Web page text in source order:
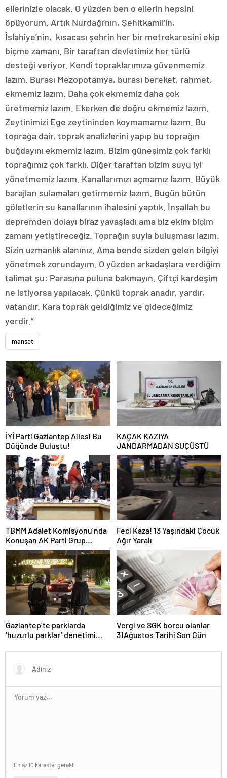
ellerinizle olacak. O yüzden ben o ellerin hepsini
öpüyorum. Artık Nurdağı’nın, Şehitkamil’in,
İslahiye’nin, kısacası şehrin her bir metrekaresini ekip
biçme zamanı. Bir taraftan devletimiz her türlü
desteği veriyor. Kendi topraklarımıza güvenmemiz
lazım. Burası Mezopotamya, burası bereket, rahmet,
ekmemiz lazım. Daha çok ekmemiz daha çok
üretmemiz lazım. Ekerken de doğru ekmemiz lazım.
Zeytinimizi Ege zeytininden koymamamız lazım. Bu
toprağa dair, toprak analizlerini yapıp bu toprağın
buğdayını ekmemiz lazım. Bizim güneşimiz çok farklı
toprağımız çok farklı. Diğer taraftan bizim suyu iyi
yönetmemiz lazım. Kanallarımızı açmamız lazım. Büyük
barajları sulamaları getirmemiz lazım. Bugün bütün
göletlerin su kanallarının ihalesini yaptık. İnşallah bu
depremden dolayı biraz yavaşladı ama biz ekim biçim
zamanı yetiştireceğiz. Toprağın suyla buluşması lazım.
Sizin uzmanlık alanınız. Ama bende sizden gelen bilgiyi
yönetmek zorundayım. O yüzden arkadaşlara verdiğim
talimat şu: Parasına puluna bakmayın. Çiftçi kardeşim
ne istiyorsa yapılacak. Çünkü toprak anadır, yardır,
vatandır. Kara toprak geldiğimiz ve gideceğimiz
yerdir.”
manset
İYİ Parti Gaziantep Ailesi Bu
Düğünde Buluştu!
KAÇAK KAZIYA
JANDARMADAN SUÇÜSTÜ
TBMM Adalet Komisyonu’nda
Konuşan AK Parti Grup
Başkanvekili Abdulhamit Gül:
“Kanun Teklifi Milletimizin
Teklifidir”
Feci Kaza! 13 Yaşındaki Çocuk
Ağır Yaralı
Gaziantep’te parklarda
‘huzurlu parklar’ denetimi
Vergi ve SGK borcu olanlar
31Ağustos Tarihi Son Gün
En az 10 karakter gerekli